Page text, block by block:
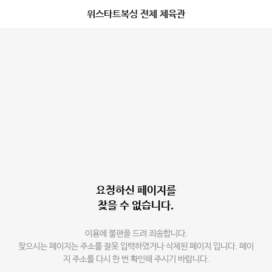
위스타트복싱 전체 체육관
요청하신 페이지를
찾을 수 없습니다.
이용에 불편을 드려 죄송합니다.
찾으시는 페이지는 주소를 잘못 입력하였거나 삭제된 페이지 입니다. 페이
지 주소를 다시 한 번 확인해 주시기 바랍니다.